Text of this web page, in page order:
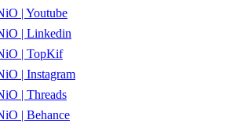
| Youtube
| Linkedin
| TopKif
| Instagram
| Threads
| Behance